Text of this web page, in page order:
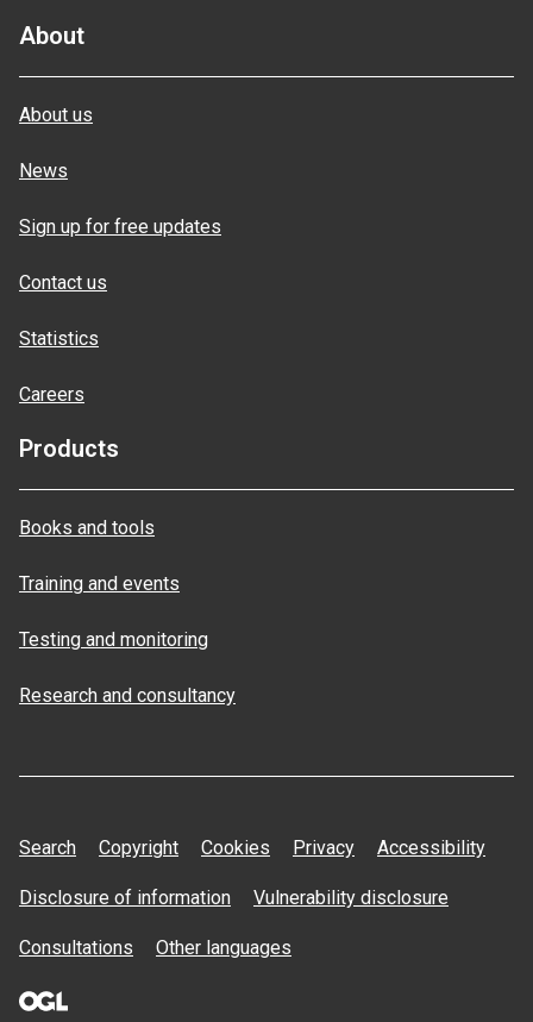
About
About us
News
Sign up for free updates
Contact us
Statistics
Careers
Products
Books and tools
Training and events
Testing and monitoring
Research and consultancy
Search Copyright Cookies Privacy Accessibility
Disclosure of information Vulnerability disclosure
Consultations Other languages